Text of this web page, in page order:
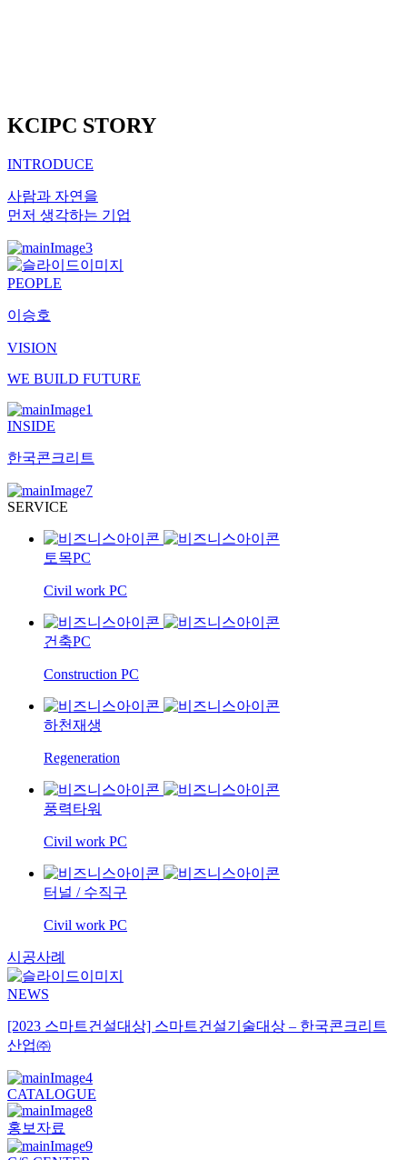
KCIPC STORY
INTRODUCE
사람과 자연을
먼저 생각하는 기업
PEOPLE
이승호
VISION
WE BUILD FUTURE
INSIDE
한국콘크리트
SERVICE
토목PC
Civil work PC
건축PC
Construction PC
하천재생
Regeneration
풍력타워
Civil work PC
터널 / 수직구
Civil work PC
시공사례
NEWS
[2023 스마트건설대상] 스마트건설기술대상 – 한국콘크리트
산업㈜
CATALOGUE
홍보자료